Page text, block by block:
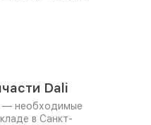
Dali
— необходимые
в Санкт-